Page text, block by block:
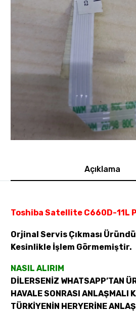
Açıklama
Toshiba Satellite C660D-11L
Orjinal Servis Çıkması
Kesinlikle İşlem Görmemiştir.
NASIL ALIRIM
DİLERSENİZ WHATSAPP’TAN
HAVALE SONRASI ANLAŞMALI
TÜRKİYENİN HERYERİNE